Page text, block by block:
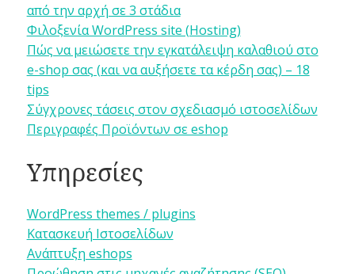
από την αρχή σε 3 στάδια
Φιλοξενία WordPress site (Hosting)
Πώς να μειώσετε την εγκατάλειψη καλαθιού στο
e-shop σας (και να αυξήσετε τα κέρδη σας) – 18
tips
Σύγχρονες τάσεις στον σχεδιασμό ιστοσελίδων
Περιγραφές Προϊόντων σε eshop
Υπηρεσίες
WordPress themes / plugins
Κατασκευή Ιστοσελίδων
Ανάπτυξη eshops